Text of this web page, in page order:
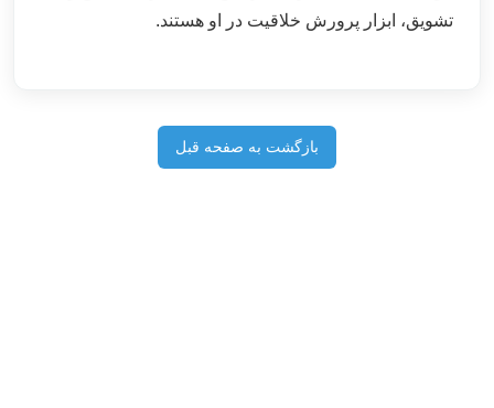
تشویق، ابزار پرورش خلاقیت در او هستند.
بازگشت به صفحه قبل